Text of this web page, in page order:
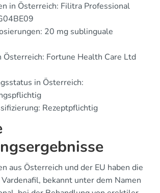
in Österreich: Filitra Professional
20 mg sublinguale
Fortune Health Care Ltd
in Österreich:
Rezeptpflichtig
aus Österreich und der EU haben die
bekannt unter dem Namen